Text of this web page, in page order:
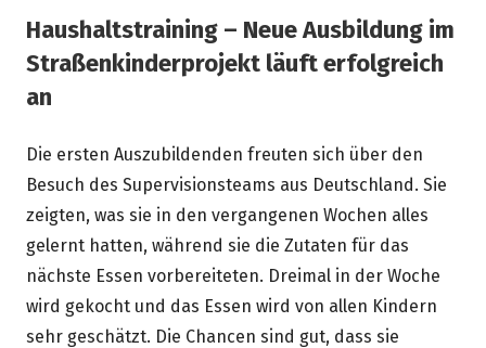
Haushaltstraining – Neue Ausbildung im
Straßenkinderprojekt läuft erfolgreich
an
Die ersten Auszubildenden freuten sich über den
Besuch des Supervisionsteams aus Deutschland. Sie
zeigten, was sie in den vergangenen Wochen alles
gelernt hatten, während sie die Zutaten für das
nächste Essen vorbereiteten. Dreimal in der Woche
wird gekocht und das Essen wird von allen Kindern
sehr geschätzt. Die Chancen sind gut, dass sie